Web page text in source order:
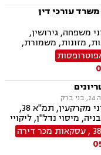
עורכי דין
משפחה, גירושין,
מזונות, משמורת,
חלוקת רכוש,
דיני מקרקעין,
בנייה, פינוי בינוי,
תמ"א 38, דיירות מוגנת , בנקים,
הליכים, צווי
חדלות פירעון, פשיטת
דיני חברות,
המשרד עוסק בתחומים: דיני מקרקעין, תמ"א 38,
מיסוי נדל"ן, ליקויי
לשון הרע, ליטיגציה,
וצוואות, פינוי
ממון, נזקי רכוש
,עסקאות מכר דירה